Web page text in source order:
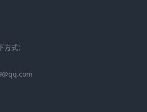
式：